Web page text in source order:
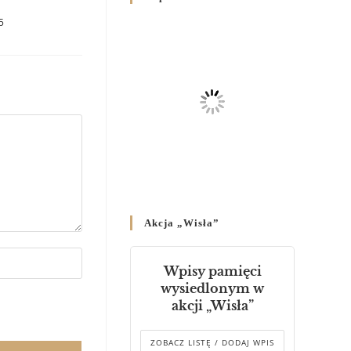
Родин
Справ Молоді та встановленя
складу Катихитичної Комісії
днях 2-12 липня 2024 р.”
Декрет єпископів
Перемисько-Варшавської
Митрополії стосовно
звершування Божественної
літургії
Akcja „Wisła”
Wpisy pamięci
wysiedlonym w
akcji „Wisła”
ZOBACZ LISTĘ / DODAJ WPIS